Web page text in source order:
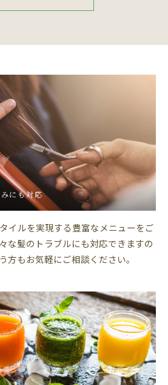
にも対応
イルを実現する豊富なメニューをご
な髪のトラブルにも対応できますの
方もお気軽にご相談ください。